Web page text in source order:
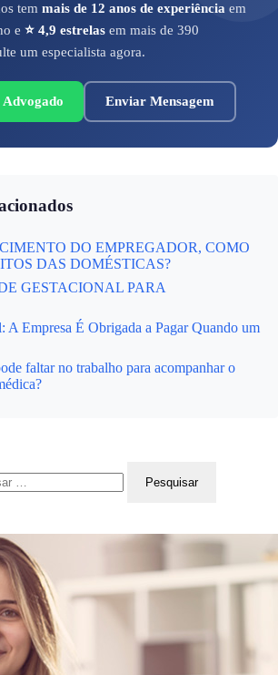
tem mais de 12 anos de experiência em
e ⭐ 4,9 estrelas em mais de 390
um especialista agora.
Enviar Mensagem
DO EMPREGADOR, COMO
DAS DOMÉSTICAS?
GESTACIONAL PARA
Empresa É Obrigada a Pagar Quando um
faltar no trabalho para acompanhar o